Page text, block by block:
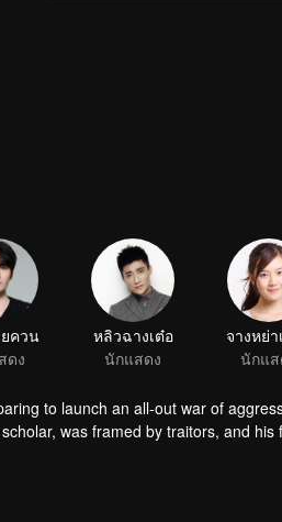
ควน
ดง
หลิวฉางเต๋อ
นักแสดง
จางหย่า
นักแส
to launch an all-out war of
was framed by traitors, and his
battles, he greatly improved his